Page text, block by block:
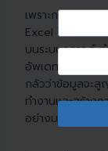
Sign
In
ชื่อ
ผู้
ใช้
ที่
อยู่
ผ่าน
เพราะการใช้
Excel ได้อย่าง
บนระบบคลาวด์
อัพเดทข้อมูลจา
กลัวว่าข้อมูลจะสู
ทำงานและสร้าง
อย่างมาก